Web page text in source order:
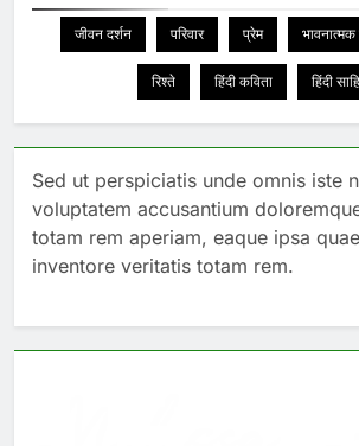
जीवन दर्शन परिवार प्रेम भावनात्मक
रिश्ते हिंदी कविता हिंदी
Sed ut perspiciatis unde omnis iste
voluptatem accusantium
totam rem aperiam, eaque ipsa
inventore veritatis totam rem.